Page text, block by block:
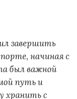
завершить
начиная с
был важной
путь и
хранить с